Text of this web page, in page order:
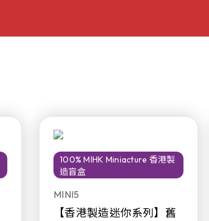
100% MIHK Miniacture 香港製
造盲盒
MINI5
【香港製造迷你系列】舊